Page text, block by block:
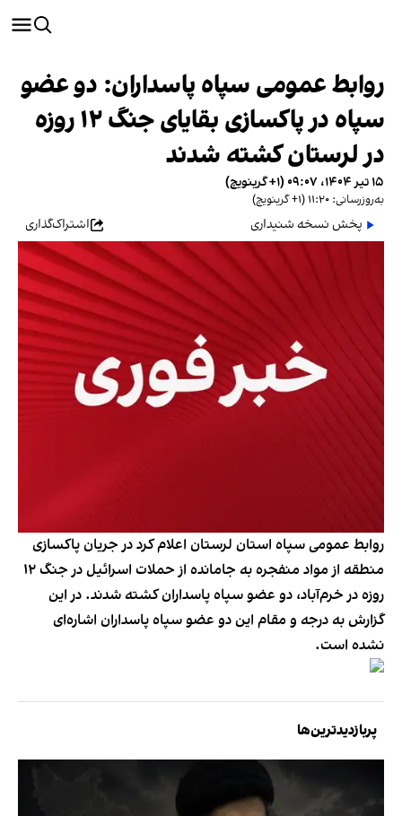
روابط عمومی سپاه پاسداران: دو عضو
سپاه در پاکسازی بقایای جنگ ۱۲ روزه
در لرستان کشته شدند
۱۵ تیر ۱۴۰۴، ۰۹:۰۷ (‎+۱ گرینویچ)
به‌روزرسانی: ۱۱:۲۰ (‎+۱ گرینویچ)
پخش نسخه شنیداری اشتراک‌گذاری
روابط عمومی سپاه استان لرستان اعلام کرد در جریان پاکسازی
منطقه از مواد منفجره به جامانده از حملات اسرائیل در جنگ ۱۲
روزه در خرم‌آباد، دو عضو سپاه پاسداران کشته شدند. در این
گزارش به درجه و مقام این دو عضو سپاه پاسداران اشاره‌ای
نشده است.
پربازدیدترین‌ها